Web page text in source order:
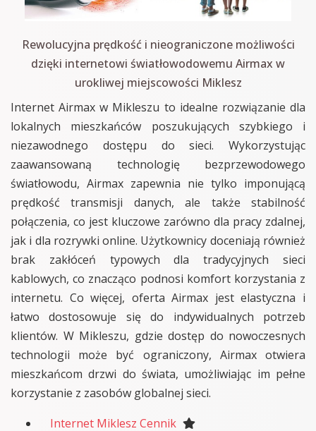
Rewolucyjna prędkość i nieograniczone możliwości
dzięki internetowi światłowodowemu Airmax w
urokliwej miejscowości Miklesz
Internet Airmax w Mikleszu to idealne rozwiązanie dla
lokalnych mieszkańców poszukujących szybkiego i
niezawodnego dostępu do sieci. Wykorzystując
zaawansowaną technologię bezprzewodowego
światłowodu, Airmax zapewnia nie tylko imponującą
prędkość transmisji danych, ale także stabilność
połączenia, co jest kluczowe zarówno dla pracy zdalnej,
jak i dla rozrywki online. Użytkownicy doceniają również
brak zakłóceń typowych dla tradycyjnych sieci
kablowych, co znacząco podnosi komfort korzystania z
internetu. Co więcej, oferta Airmax jest elastyczna i
łatwo dostosowuje się do indywidualnych potrzeb
klientów. W Mikleszu, gdzie dostęp do nowoczesnych
technologii może być ograniczony, Airmax otwiera
mieszkańcom drzwi do świata, umożliwiając im pełne
korzystanie z zasobów globalnej sieci.
Internet Miklesz Cennik